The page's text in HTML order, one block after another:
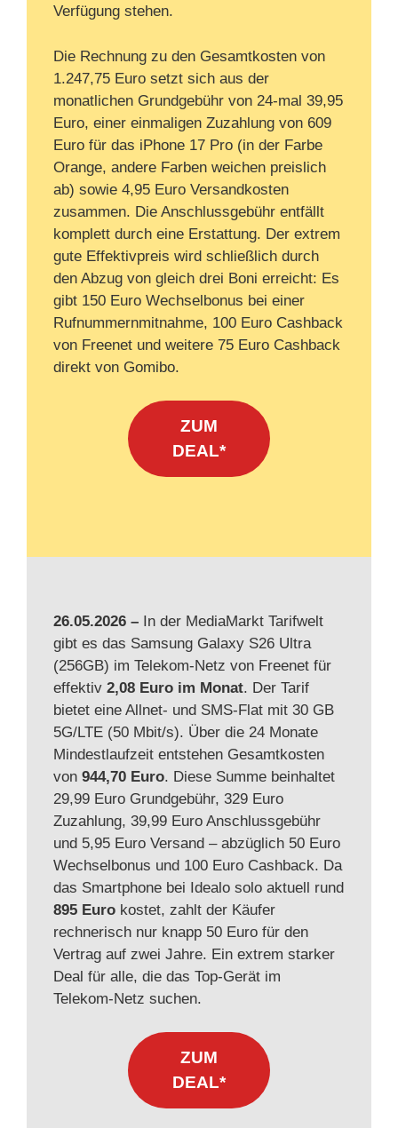
Verfügung stehen.
Die Rechnung zu den Gesamtkosten von
1.247,75 Euro setzt sich aus der
monatlichen Grundgebühr von 24-mal 39,95
Euro, einer einmaligen Zuzahlung von 609
Euro für das iPhone 17 Pro (in der Farbe
Orange, andere Farben weichen preislich
ab) sowie 4,95 Euro Versandkosten
zusammen. Die Anschlussgebühr entfällt
komplett durch eine Erstattung. Der extrem
gute Effektivpreis wird schließlich durch
den Abzug von gleich drei Boni erreicht: Es
gibt 150 Euro Wechselbonus bei einer
Rufnummernmitnahme, 100 Euro Cashback
von Freenet und weitere 75 Euro Cashback
direkt von Gomibo.
ZUM
DEAL*
26.05.2026 – In der MediaMarkt Tarifwelt
gibt es das Samsung Galaxy S26 Ultra
(256GB) im Telekom-Netz von Freenet für
effektiv 2,08 Euro im Monat. Der Tarif
bietet eine Allnet- und SMS-Flat mit 30 GB
5G/LTE (50 Mbit/s). Über die 24 Monate
Mindestlaufzeit entstehen Gesamtkosten
von 944,70 Euro. Diese Summe beinhaltet
29,99 Euro Grundgebühr, 329 Euro
Zuzahlung, 39,99 Euro Anschlussgebühr
und 5,95 Euro Versand – abzüglich 50 Euro
Wechselbonus und 100 Euro Cashback. Da
das Smartphone bei Idealo solo aktuell rund
895 Euro kostet, zahlt der Käufer
rechnerisch nur knapp 50 Euro für den
Vertrag auf zwei Jahre. Ein extrem starker
Deal für alle, die das Top-Gerät im
Telekom-Netz suchen.
ZUM
DEAL*